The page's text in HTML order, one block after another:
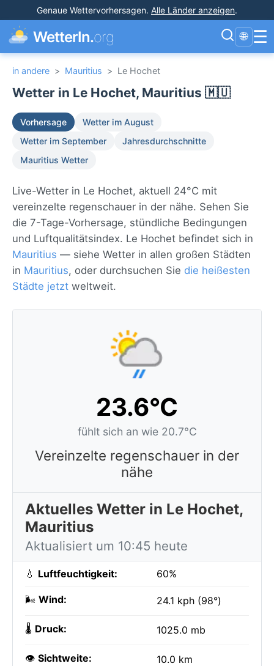
Genaue Wettervorhersagen. Alle Länder anzeigen.
WetterIn.org 🌐 ☰
in andere > Mauritius > Le Hochet
Wetter in Le Hochet, Mauritius 🇲🇺
Vorhersage
Wetter im August
Wetter im September
Jahresdurchschnitte
Mauritius Wetter
Live-Wetter in Le Hochet, aktuell 24°C mit
vereinzelte regenschauer in der nähe. Sehen Sie
die 7-Tage-Vorhersage, stündliche Bedingungen
und Luftqualitätsindex. Le Hochet befindet sich in
Mauritius — siehe Wetter in allen großen Städten
in Mauritius, oder durchsuchen Sie die heißesten
Städte jetzt weltweit.
23.6°C
fühlt sich an wie 20.7°C
Vereinzelte regenschauer in der
nähe
Aktuelles Wetter in Le Hochet,
Mauritius
Aktualisiert um 10:45 heute
💧 Luftfeuchtigkeit: 60%
🌬️ Wind: 24.1 kph (98°)
🌡️ Druck: 1025.0 mb
👁️ Sichtweite: 10.0 km